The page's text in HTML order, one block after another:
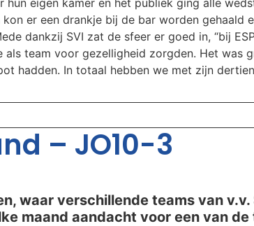
hun eigen kamer en het publiek ging alle
er een drankje bij de bar worden gehaald
dankzij SVI zat de sfeer er goed in, “bij
team voor gezelligheid zorgden. Het was
hadden. In totaal hebben we met zijn
– JO10-3
waar verschillende teams van
maand aandacht voor een van de